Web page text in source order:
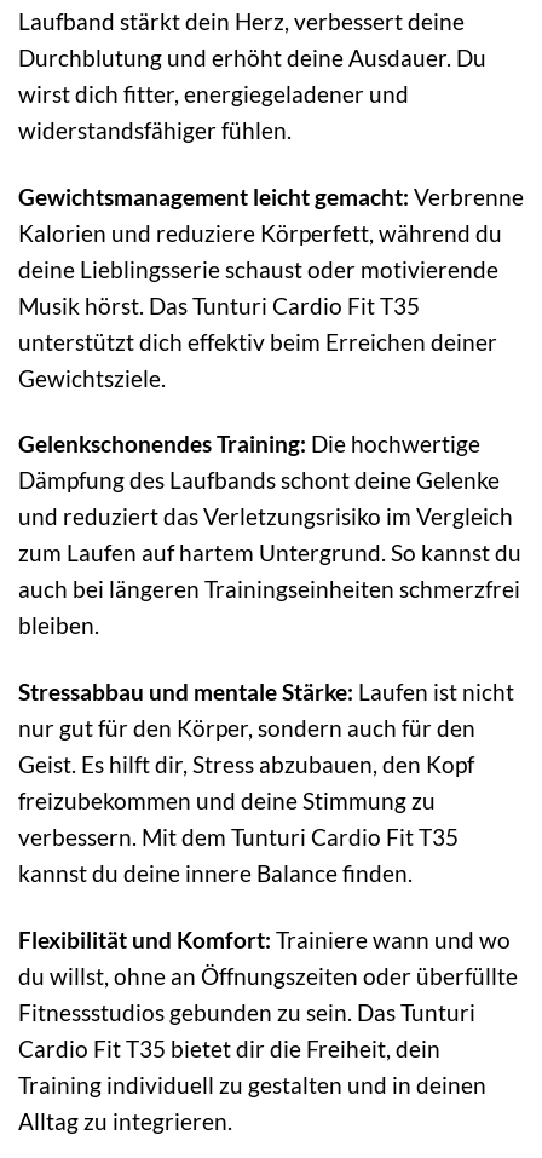
Laufband stärkt dein Herz, verbessert deine
Durchblutung und erhöht deine Ausdauer. Du
wirst dich fitter, energiegeladener und
widerstandsfähiger fühlen.
Gewichtsmanagement leicht gemacht: Verbrenne
Kalorien und reduziere Körperfett, während du
deine Lieblingsserie schaust oder motivierende
Musik hörst. Das Tunturi Cardio Fit T35
unterstützt dich effektiv beim Erreichen deiner
Gewichtsziele.
Gelenkschonendes Training: Die hochwertige
Dämpfung des Laufbands schont deine Gelenke
und reduziert das Verletzungsrisiko im Vergleich
zum Laufen auf hartem Untergrund. So kannst du
auch bei längeren Trainingseinheiten schmerzfrei
bleiben.
Stressabbau und mentale Stärke: Laufen ist nicht
nur gut für den Körper, sondern auch für den
Geist. Es hilft dir, Stress abzubauen, den Kopf
freizubekommen und deine Stimmung zu
verbessern. Mit dem Tunturi Cardio Fit T35
kannst du deine innere Balance finden.
Flexibilität und Komfort: Trainiere wann und wo
du willst, ohne an Öffnungszeiten oder überfüllte
Fitnessstudios gebunden zu sein. Das Tunturi
Cardio Fit T35 bietet dir die Freiheit, dein
Training individuell zu gestalten und in deinen
Alltag zu integrieren.